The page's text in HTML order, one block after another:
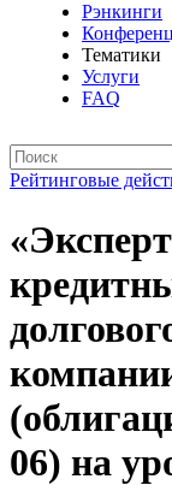
Рэнкинги
Тематики
Услуги
FAQ
Рейтинговые
06) на